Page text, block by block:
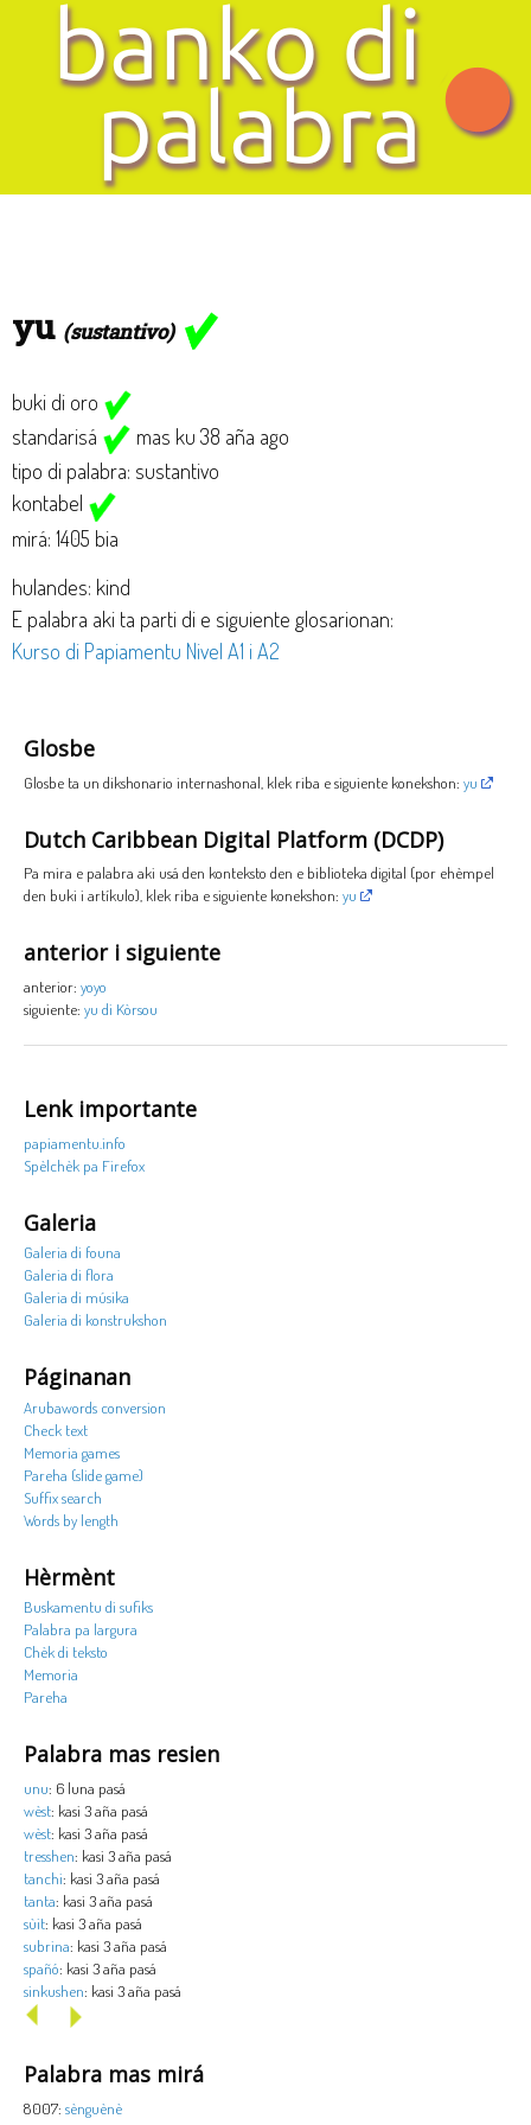
yu (sustantivo)
buki di oro
standarisá
mas ku 38 aña ago
tipo di palabra: sustantivo
kontabel
mirá: 1405 bia
hulandes: kind
E palabra aki ta parti di e siguiente glosarionan:
Kurso di Papiamentu Nivel A1 i A2
Glosbe
Glosbe ta un dikshonario internashonal, klek riba e siguiente konekshon: yu
Dutch Caribbean Digital Platform (DCDP)
Pa mira e palabra aki usá den konteksto den e biblioteka digital (por ehèmpel
den buki i artíkulo), klek riba e siguiente konekshon: yu
anterior i siguiente
anterior: yoyo
siguiente: yu di Kòrsou
Lenk importante
papiamentu.info
Spèlchèk pa Firefox
Galeria
Galeria di founa
Galeria di flora
Galeria di músika
Galeria di konstrukshon
Páginanan
Arubawords conversion
Check text
Memoria games
Pareha (slide game)
Suffix search
Words by length
Hèrmènt
Buskamentu di sufiks
Palabra pa largura
Chèk di teksto
Memoria
Pareha
Palabra mas resien
unu: 6 luna pasá
wèst: kasi 3 aña pasá
wèst: kasi 3 aña pasá
tresshen: kasi 3 aña pasá
tanchi: kasi 3 aña pasá
tanta: kasi 3 aña pasá
sùit: kasi 3 aña pasá
subrina: kasi 3 aña pasá
spañó: kasi 3 aña pasá
sinkushen: kasi 3 aña pasá
Palabra mas mirá
8007: sènguènè